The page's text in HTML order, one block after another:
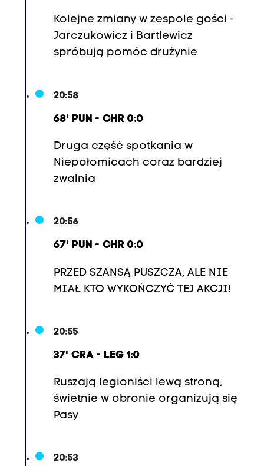
Kolejne zmiany w zespole gości -
Jarczukowicz i Bartlewicz
spróbują pomóc drużynie
20:58
68' PUN - CHR 0:0
Druga część spotkania w
Niepołomicach coraz bardziej
zwalnia
20:56
67' PUN - CHR 0:0
PRZED SZANSĄ PUSZCZA, ALE NIE
MIAŁ KTO WYKOŃCZYĆ TEJ AKCJI!
20:55
37' CRA - LEG 1:0
Ruszają legioniści lewą stroną,
świetnie w obronie organizują się
Pasy
20:53